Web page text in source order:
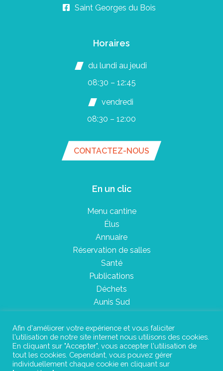
Saint Georges du Bois
Horaires
du lundi au jeudi
08:30 – 12:45
vendredi
08:30 – 12:00
CONTACTEZ-NOUS
En un clic
Menu cantine
Élus
Annuaire
Réservation de salles
Santé
Publications
Déchets
Aunis Sud
Plan du site
Mentions légales
Afin d'améliorer votre expérience et vous faliciter
l'utilisation de notre site internet nous utilisons des cookies.
En cliquant sur "Accepter", vous accepter l'utilisation de
tout les cookies. Cependant, vous pouvez gérer
individuellement chaque cookie en cliquant sur